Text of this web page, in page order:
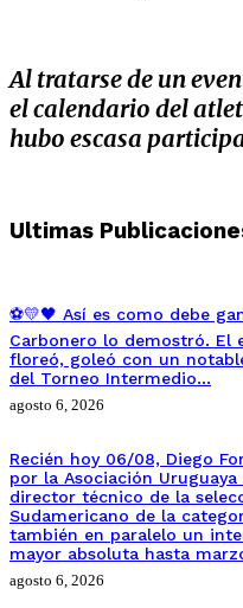
Al tratarse de un
el calendario del
hubo escasa
Ultimas
⚽💛🖤 Así es como debe
Carbonero lo demostró. El
floreó, goleó con un
del Torneo Intermedio…
agosto 6, 2026
Recién hoy 06/08, Diego
por la Asociación
director técnico de la
Sudamericano de la
también en paralelo un
mayor absoluta hasta
agosto 6, 2026